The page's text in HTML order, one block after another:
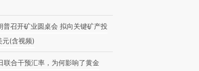
普召开矿业圆桌会 拟向关键矿产投
元(含视频)
联合干预汇率，为何影响了黄金